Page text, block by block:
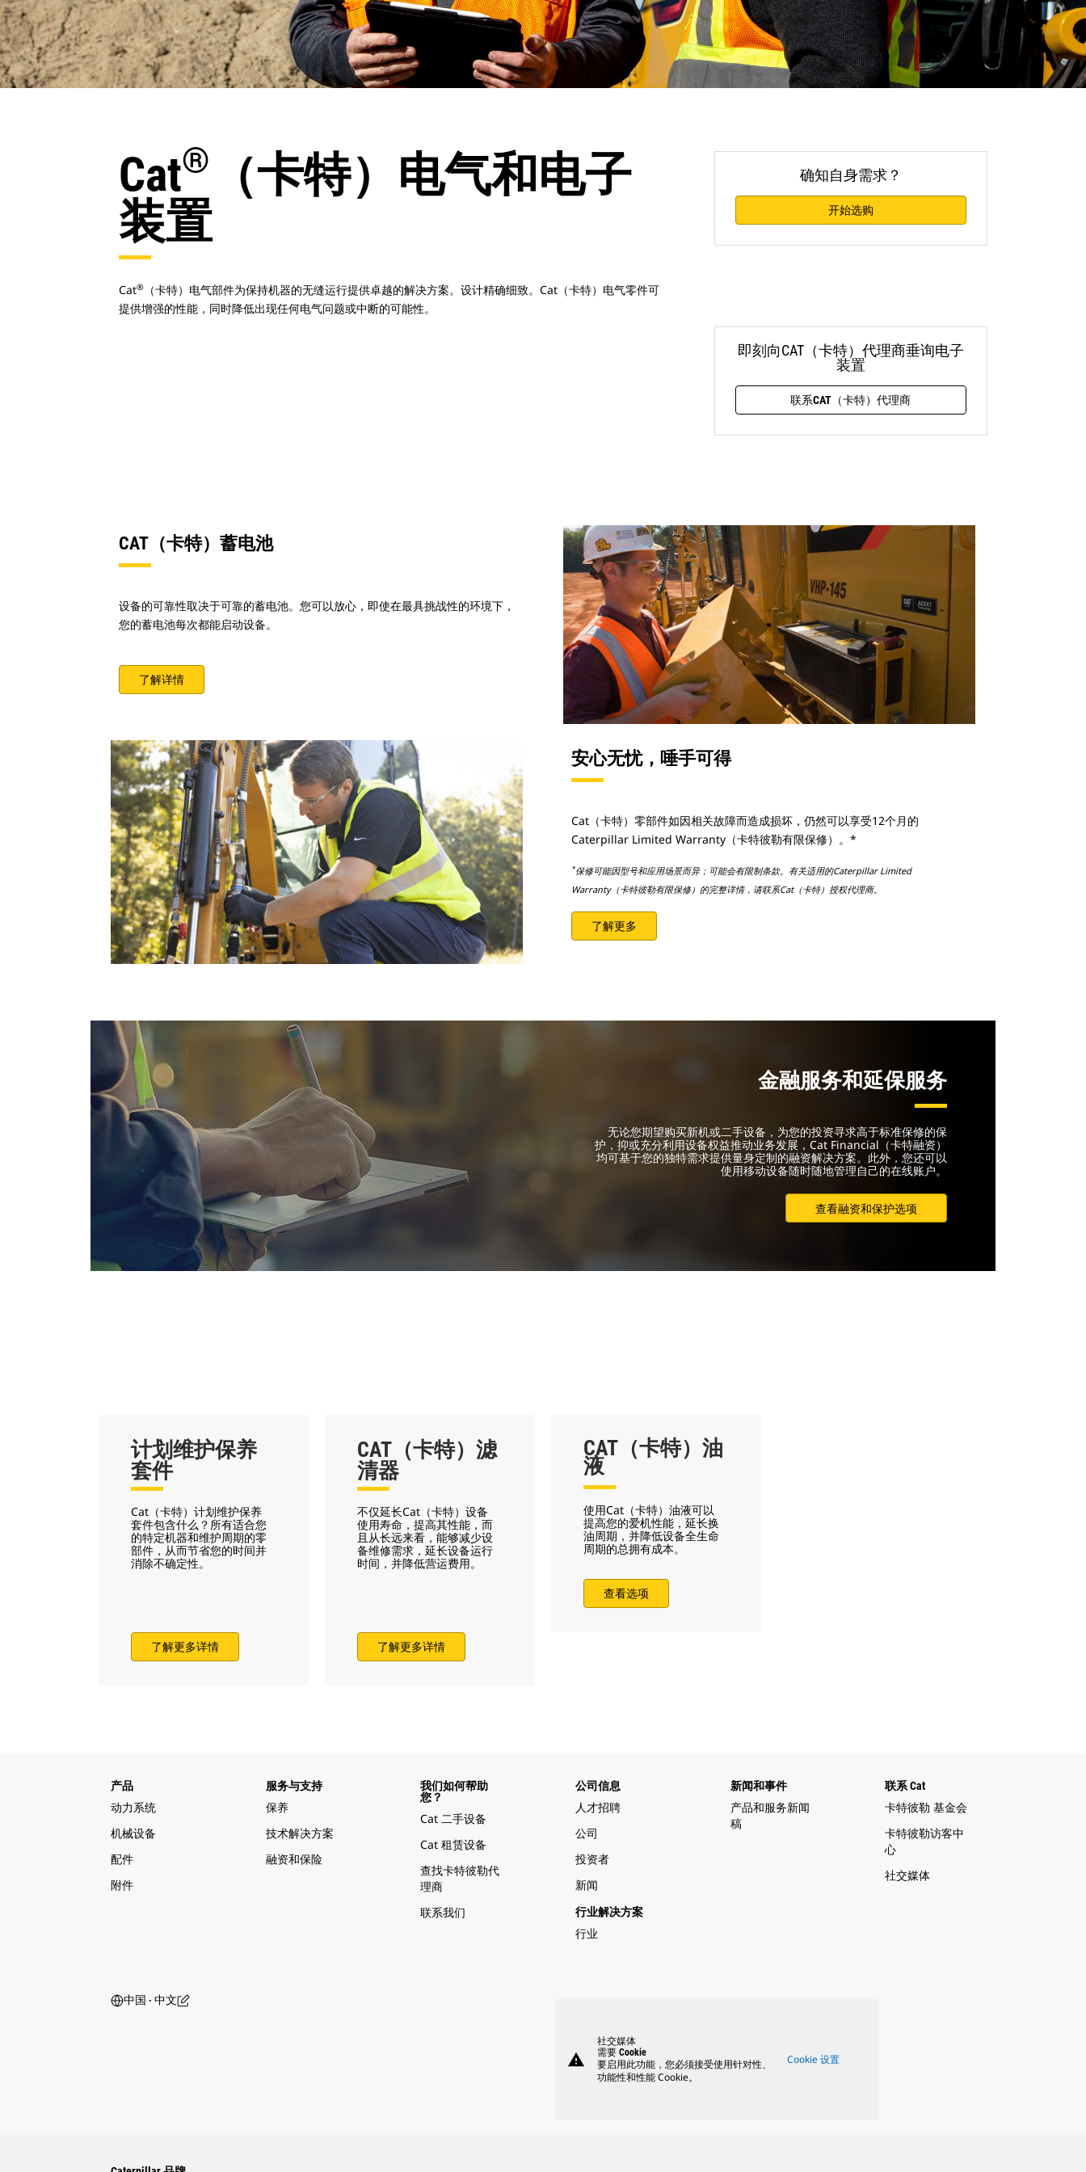
Cat®
（卡特）电气和电子
装置
Cat®
（卡特）电气部件为保持机器的无缝运行提供卓越的解决方案。设计精确细致。Cat（卡特）电气零件可
提供增强的性能，同时降低出现任何电气问题或中断的可能性。
确知自身需求？
开始选购
即刻向CAT（卡特）代理商垂询电子
装置
联系CAT（卡特）代理商
CAT（卡特）蓄电池
设备的可靠性取决于可靠的蓄电池。您可以放心，即使在最具挑战性的环境下，
您的蓄电池每次都能启动设备。
了解详情
安心无忧，唾手可得
Cat（卡特）零部件如因相关故障而造成损坏，仍然可以享受12个月的
Caterpillar Limited Warranty（卡特彼勒有限保修）。*
*保修可能因型号和应用场景而异；可能会有限制条款。有关适用的Caterpillar Limited
Warranty（卡特彼勒有限保修）的完整详情，请联系Cat（卡特）授权代理商。
了解更多
金融服务和延保服务
无论您期望购买新机或二手设备，为您的投资寻求高于标准保修的保
护，抑或充分利用设备权益推动业务发展，Cat Financial（卡特融资）
均可基于您的独特需求提供量身定制的融资解决方案。此外，您还可以
使用移动设备随时随地管理自己的在线账户。
查看融资和保护选项
计划维护保养
套件
Cat（卡特）计划维护保养
套件包含什么？所有适合您
的特定机器和维护周期的零
部件，从而节省您的时间并
消除不确定性。
了解更多详情
CAT（卡特）滤
清器
不仅延长Cat（卡特）设备
使用寿命，提高其性能，而
且从长远来看，能够减少设
备维修需求，延长设备运行
时间，并降低营运费用。
了解更多详情
CAT（卡特）油
液
使用Cat（卡特）油液可以
提高您的爱机性能，延长换
油周期，并降低设备全生命
周期的总拥有成本。
查看选项
产品
动力系统
机械设备
配件
附件
服务与支持
保养
技术解决方案
融资和保险
我们如何帮助
您？
Cat 二手设备
Cat 租赁设备
查找卡特彼勒代
理商
联系我们
公司信息
人才招聘
公司
投资者
新闻
行业解决方案
行业
新闻和事件
产品和服务新闻
稿
联系 Cat
卡特彼勒 基金会
卡特彼勒访客中
心
社交媒体
中国 ‧ 中文
warning
社交媒体
需要 Cookie
要启用此功能，您必须接受使用针对性、
功能性和性能 Cookie。
Cookie 设置